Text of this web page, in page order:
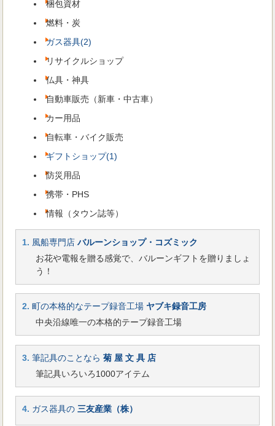
梱包資材
燃料・炭
ガス器具(2)
リサイクルショップ
仏具・神具
自動車販売（新車・中古車）
カー用品
自転車・バイク販売
ギフトショップ(1)
防災用品
携帯・PHS
情報（タウン誌等）
1. 風船専門店 バルーンショップ・コズミック
お花や電報を贈る感覚で、バルーンギフトを贈りましょ
う！
2. 町の本格的なテープ録音工場 ヤブキ録音工房
中央沿線唯一の本格的テープ録音工場
3. 筆記具のことなら 菊 屋 文 具 店
筆記具いろいろ1000アイテム
4. ガス器具の 三友産業（株）